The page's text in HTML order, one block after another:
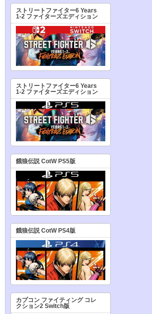
ストリートファイター6 Years
1-2 ファイターズエディション
ストリートファイター6 Years
1-2 ファイターズエディション
餓狼伝説 CotW PS5版
餓狼伝説 CotW PS4版
カプコン ファイティング コレ
クション2 Switch版